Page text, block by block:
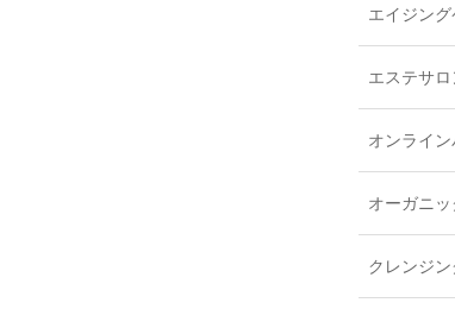
エイジン
エステサロ
オンライ
オーガニッ
クレンジ